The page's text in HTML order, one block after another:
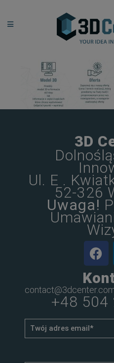
3D
Ul. E .
52-326
Uwaga!
+48 504